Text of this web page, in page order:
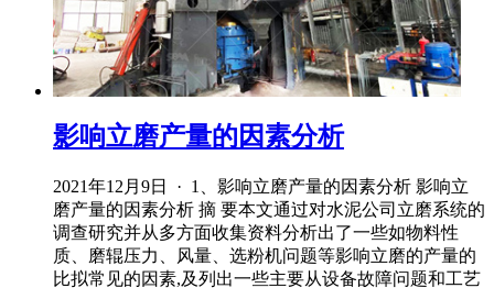
影响立磨产量的因素分析
2021年12月9日 · 1、影响立磨产量的因素分析 影响立
磨产量的因素分析 摘 要本文通过对水泥公司立磨系统的
调查研究并从多方面收集资料分析出了一些如物料性
质、磨辊压力、风量、选粉机问题等影响立磨的产量的
比拟常见的因素,及列出一些主要从设备故障问题和工艺